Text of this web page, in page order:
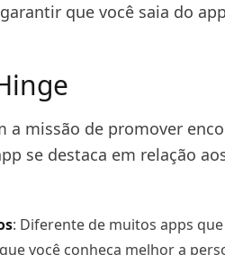
que você saia do
a missão de promover
se destaca em relação
: Diferente de muitos apps
você conheça melhor a